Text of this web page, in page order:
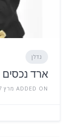
נדלן
ארד נכסים
ADDED ON מרץ 27, 2025